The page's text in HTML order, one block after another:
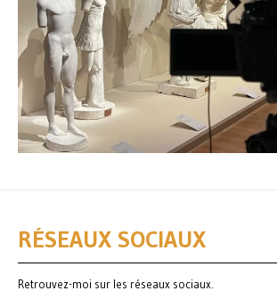
RÉSEAUX SOCIAUX
Retrouvez-moi sur les réseaux sociaux.